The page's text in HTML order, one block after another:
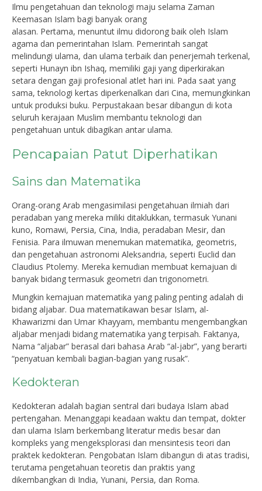
Ilmu pengetahuan dan teknologi maju selama Zaman
Keemasan Islam bagi banyak orang
alasan. Pertama, menuntut ilmu didorong baik oleh Islam
agama dan pemerintahan Islam. Pemerintah sangat
melindungi ulama, dan ulama terbaik dan penerjemah terkenal,
seperti Hunayn ibn Ishaq, memiliki gaji yang diperkirakan
setara dengan gaji profesional atlet hari ini. Pada saat yang
sama, teknologi kertas diperkenalkan dari Cina, memungkinkan
untuk produksi buku. Perpustakaan besar dibangun di kota
seluruh kerajaan Muslim membantu teknologi dan
pengetahuan untuk dibagikan antar ulama.
Pencapaian Patut Diperhatikan
Sains dan Matematika
Orang-orang Arab mengasimilasi pengetahuan ilmiah dari
peradaban yang mereka miliki ditaklukkan, termasuk Yunani
kuno, Romawi, Persia, Cina, India, peradaban Mesir, dan
Fenisia. Para ilmuwan menemukan matematika, geometris,
dan pengetahuan astronomi Aleksandria, seperti Euclid dan
Claudius Ptolemy. Mereka kemudian membuat kemajuan di
banyak bidang termasuk geometri dan trigonometri.
Mungkin kemajuan matematika yang paling penting adalah di
bidang aljabar. Dua matematikawan besar Islam, al-
Khawarizmi dan Umar Khayyam, membantu mengembangkan
aljabar menjadi bidang matematika yang terpisah. Faktanya,
Nama “aljabar” berasal dari bahasa Arab “al-jabr”, yang berarti
“penyatuan kembali bagian-bagian yang rusak”.
Kedokteran
Kedokteran adalah bagian sentral dari budaya Islam abad
pertengahan. Menanggapi keadaan waktu dan tempat, dokter
dan ulama Islam berkembang literatur medis besar dan
kompleks yang mengeksplorasi dan mensintesis teori dan
praktek kedokteran. Pengobatan Islam dibangun di atas tradisi,
terutama pengetahuan teoretis dan praktis yang
dikembangkan di India, Yunani, Persia, dan Roma.